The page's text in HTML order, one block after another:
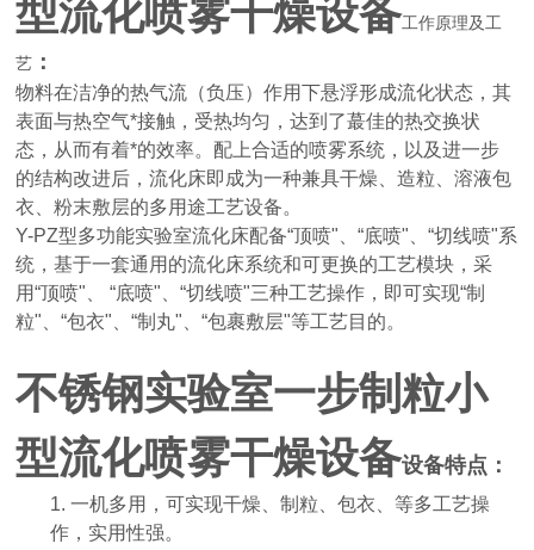
型流化喷雾干燥设备工作原理及工
艺 ：
物料在洁净的热气流（负压）作用下悬浮形成流化状态，其
表面与热空气*接触，受热均匀，达到了蕞佳的热交换状
态，从而有着*的效率。配上合适的喷雾系统，以及进一步
的结构改进后，流化床即成为一种兼具干燥、造粒、溶液包
衣、粉末敷层的多用途工艺设备。
Y-PZ型多功能实验室流化床配备“顶喷"、“底喷"、“切线喷"系
统，基于一套通用的流化床系统和可更换的工艺模块，采
用“顶喷"、 “底喷"、“切线喷"三种工艺操作，即可实现“制
粒"、“包衣"、“制丸"、“包裹敷层"等工艺目的。
不锈钢实验室一步制粒小
型流化喷雾干燥设备设备特点：
1. 一机多用，可实现干燥、制粒、包衣、等多工艺操
作，实用性强。